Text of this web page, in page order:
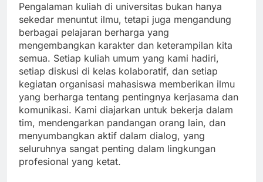
Pengalaman kuliah di universitas bukan hanya
sekedar menuntut ilmu, tetapi juga mengandung
berbagai pelajaran berharga yang
mengembangkan karakter dan keterampilan kita
semua. Setiap kuliah umum yang kami hadiri,
setiap diskusi di kelas kolaboratif, dan setiap
kegiatan organisasi mahasiswa memberikan ilmu
yang berharga tentang pentingnya kerjasama dan
komunikasi. Kami diajarkan untuk bekerja dalam
tim, mendengarkan pandangan orang lain, dan
menyumbangkan aktif dalam dialog, yang
seluruhnya sangat penting dalam lingkungan
profesional yang ketat.